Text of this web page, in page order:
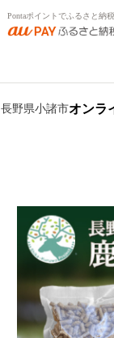
Pontaポイントでふるさと納税
長野県小諸市オンラ